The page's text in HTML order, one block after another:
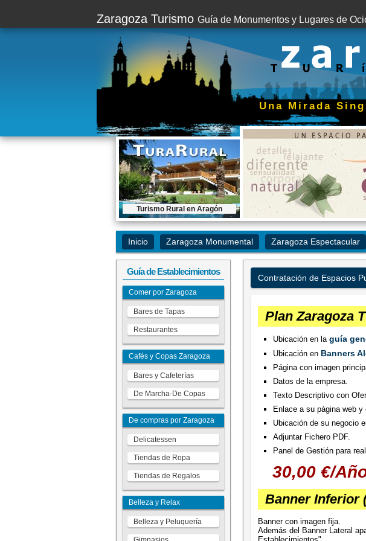
Zaragoza Turismo Guía de Monumentos y Lugares de
Una Mirada
Turismo Rural en Aragón
Contratar este espacio...
Inicio Zaragoza Monumental Zaragoza Espectacular
Guía de Establecimientos
Comer por Zaragoza
Bares de Tapas
Restaurantes
Cafés y Copas Zaragoza
Bares y Cafeterías
De Marcha-De Copas
De compras por Zaragoza
Delicatessen
Tiendas de Ropa
Tiendas de Regalos
Belleza y Relax
Belleza y Peluquería
Contratación de Espacios
Plan Zaragoza
Ubicación en la guía
Ubicación en Banners
Página con imagen
Datos de la empresa.
Texto Descriptivo con
Enlace a su página web y
Ubicación de su negocio
Adjuntar Fichero PDF.
Panel de Gestión para
30,00 €/
Banner Inferior
Banner con imagen fija.
Además del Banner Lateral